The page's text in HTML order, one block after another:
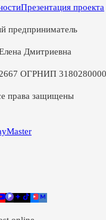
Презентация проекта
предприниматель
Дмитриевна
ОГРНИП
права защищены